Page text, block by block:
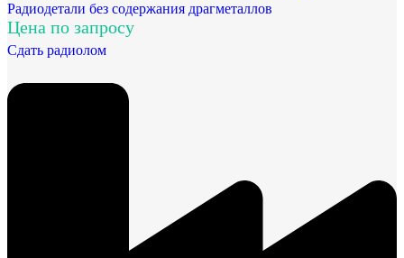
Радиодетали без содержания драгметаллов
Цена по запросу
Сдать радиолом